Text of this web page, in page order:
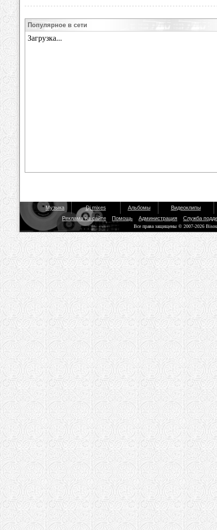
Популярное в сети
Музыка Dj mixes Альбомы
Видеоклипы
Реклама на сайте
Помощь Администрация Служба
Все права защищены © 2007-2026